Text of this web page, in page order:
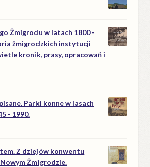
Żmigrodu w latach 1800 -
żmigrodzkich instytucji
kronik, prasy, opracowań i
Parki konne w lasach
- 1990.
Z dziejów konwentu
Żmigrodzie.